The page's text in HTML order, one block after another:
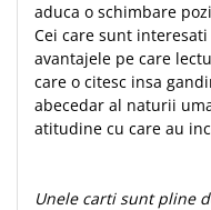
Lupta Spirituala
Schimbarea caracterului
Slujire
Suferinta
Viata din belsug
Despre afaceri
aduca o schimbare
Cei care sunt
avantajele pe care
care o citesc insa
abecedar al naturii
atitudine cu care au
Unele carti sunt pline